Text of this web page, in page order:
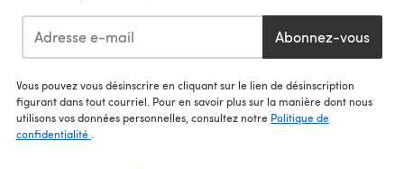
Abonnez-vous
Vous pouvez vous désinscrire en cliquant sur le lien de désinscription
figurant dans tout courriel. Pour en savoir plus sur la manière dont nous
utilisons vos données personnelles, consultez notre Politique de
confidentialité